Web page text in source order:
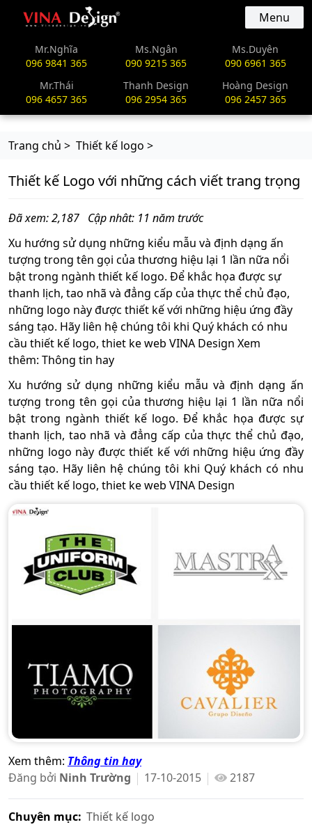
vinadesign.vn Menu
Mr.Nghĩa
096 9841 365
Ms.Ngân
090 9215 365
Ms.Duyên
090 6961 365
Mr.Thái
096 4657 365
Thanh Design
096 2954 365
Hoàng Design
096 2457 365
Trang chủ > Thiết kế logo >
Thiết kế Logo với những cách viết trang trọng
Đã xem: 2,187 Cập nhât: 11 năm trước
Xu hướng sử dụng những kiểu mẫu và định dạng ấn
tượng trong tên gọi của thương hiệu lại 1 lần nữa nổi
bật trong ngành thiết kế logo. Để khắc họa được sự
thanh lịch, tao nhã và đẳng cấp của thực thể chủ đạo,
những logo này được thiết kế với những hiệu ứng đầy
sáng tạo. Hãy liên hệ chúng tôi khi Quý khách có nhu
cầu thiết kế logo, thiet ke web VINA Design Xem
thêm: Thông tin hay
Xu hướng sử dụng những kiểu mẫu và định dạng ấn
tượng trong tên gọi của thương hiệu lại 1 lần nữa nổi
bật trong ngành thiết kế logo. Để khắc họa được sự
thanh lịch, tao nhã và đẳng cấp của thực thể chủ đạo,
những logo này được thiết kế với những hiệu ứng đầy
sáng tạo. Hãy liên hệ chúng tôi khi Quý khách có nhu
cầu thiết kế logo, thiet ke web VINA Design
Xem thêm: Thông tin hay
Đăng bởi Ninh Trường 17-10-2015 2187
Chuyên mục: Thiết kế logo